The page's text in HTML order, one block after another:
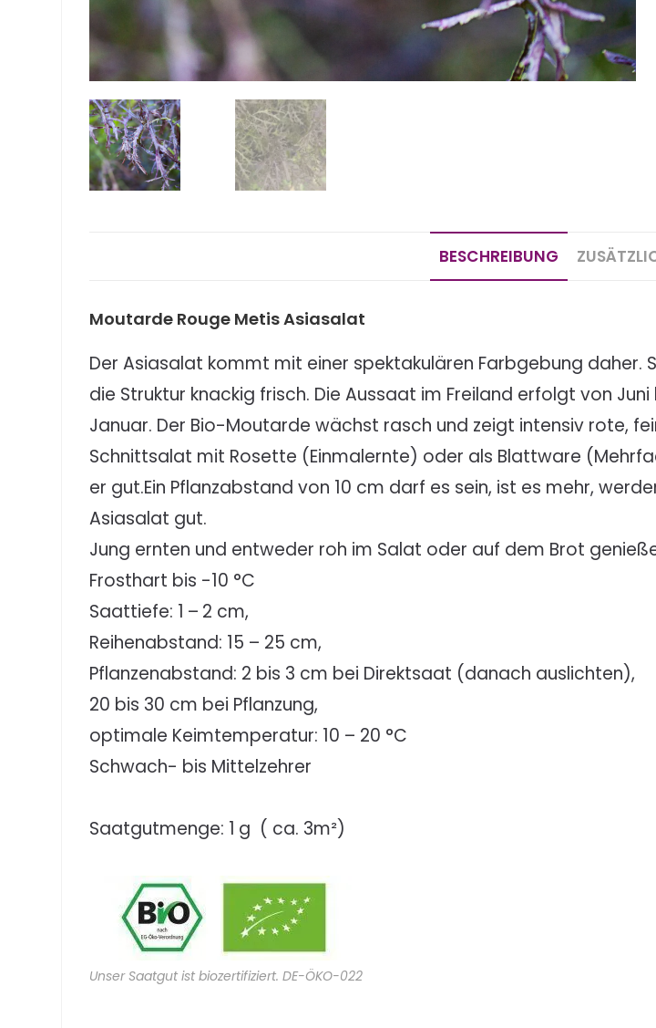
BESCHREIBUNG
Moutarde Rouge Metis Asiasalat
Der Asiasalat kommt mit einer spektakulären Farbgebung
die Struktur knackig frisch. Die Aussaat im Freiland erfolgt von
Januar. Der Bio-Moutarde wächst rasch und zeigt intensiv rote,
Schnittsalat mit Rosette (Einmalernte) oder als Blattware
er gut.Ein Pflanzabstand von 10 cm darf es sein, ist es mehr,
Asiasalat gut.
Jung ernten und entweder roh im Salat oder auf dem Brot
Frosthart bis -10 °C
Saattiefe: 1 – 2 cm,
Reihenabstand: 15 – 25 cm,
Pflanzenabstand: 2 bis 3 cm bei Direktsaat (danach auslichten),
20 bis 30 cm bei Pflanzung,
optimale Keimtemperatur: 10 – 20 °C
Schwach- bis Mittelzehrer
Saatgutmenge: 1 g ( ca. 3m²)
Unser Saatgut ist biozertifiziert. DE-ÖKO-022